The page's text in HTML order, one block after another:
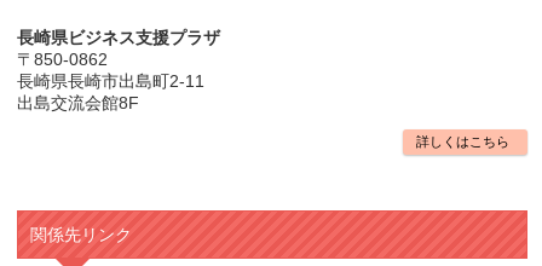
長崎県ビジネス支援プラザ
〒850-0862
長崎県長崎市出島町2-11
出島交流会館8F
詳しくはこちら
関係先リンク